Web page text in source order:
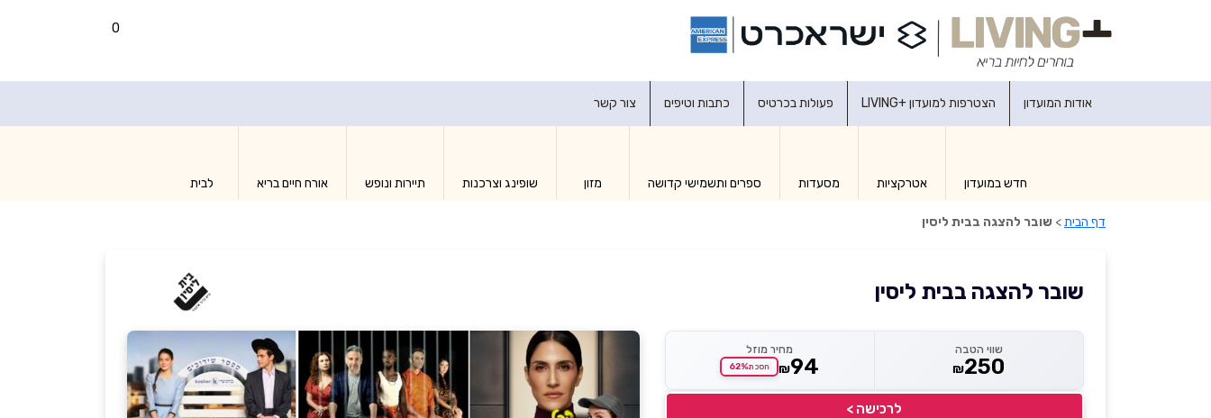
0
אודות המועדון הצטרפות למועדון +LIVING פעולות בכרטיס כתבות וטיפים צור קשר
חדש במועדון אטרקציות מסעדות ספרים ותשמישי קדושה מזון שופינג וצרכנות תיירות ונופש אורח חיים בריא לבית
דף הבית> שובר להצגה בבית ליסין
שובר להצגה בבית ליסין
שווי הטבה
₪250
מחיר מוזל
₪94 חסכת62%
לרכישה >